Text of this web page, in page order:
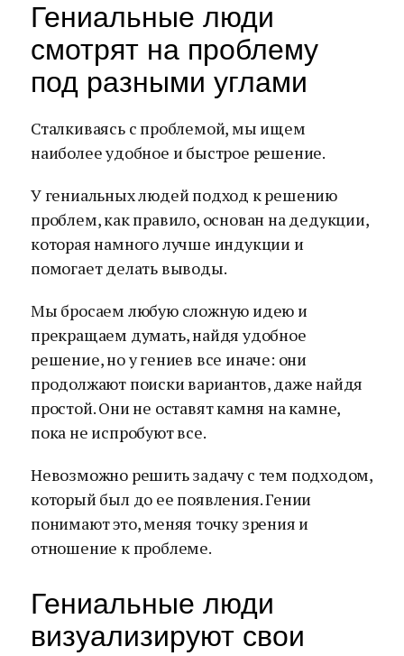
Гениальные люди
смотрят на проблему
под разными углами
Сталкиваясь с проблемой, мы ищем
наиболее удобное и быстрое решение.
У гениальных людей подход к решению
проблем, как правило, основан на дедукции,
которая намного лучше индукции и
помогает делать выводы.
Мы бросаем любую сложную идею и
прекращаем думать, найдя удобное
решение, но у гениев все иначе: они
продолжают поиски вариантов, даже найдя
простой. Они не оставят камня на камне,
пока не испробуют все.
Невозможно решить задачу с тем подходом,
который был до ее появления. Гении
понимают это, меняя точку зрения и
отношение к проблеме.
Гениальные люди
визуализируют свои